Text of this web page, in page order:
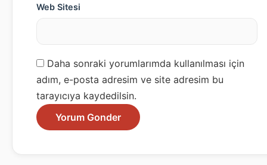
Web Sitesi
Daha sonraki yorumlarımda kullanılması için
adım, e-posta adresim ve site adresim bu
tarayıcıya kaydedilsin.